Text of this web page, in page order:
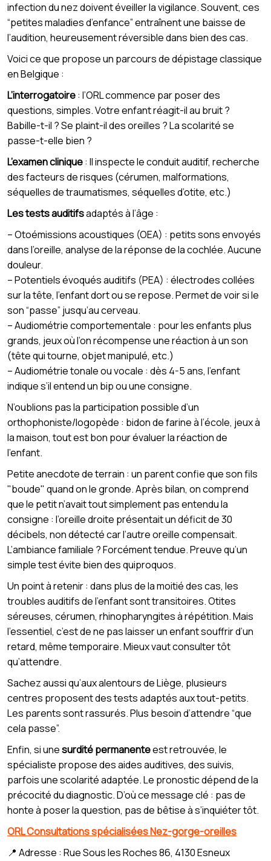
infection du nez doivent éveiller la vigilance. Souvent, ces
“petites maladies d’enfance” entraînent une baisse de
l’audition, heureusement réversible dans bien des cas.
Voici ce que propose un parcours de dépistage classique
en Belgique :
L’interrogatoire: l’ORL commence par poser des
questions, simples. Votre enfant réagit-il au bruit ?
Babille-t-il ? Se plaint-il des oreilles ? La scolarité se
passe-t-elle bien ?
L’examen clinique: Il inspecte le conduit auditif, recherche
des facteurs de risques (cérumen, malformations,
séquelles de traumatismes, séquelles d’otite, etc.)
Les tests auditifsadaptés à l’âge :
– Otoémissions acoustiques (OEA) : petits sons envoyés
dans l’oreille, analyse de la réponse de la cochlée. Aucune
douleur.
– Potentiels évoqués auditifs (PEA) : électrodes collées
sur la tête, l’enfant dort ou se repose. Permet de voir si le
son “passe” jusqu’au cerveau.
– Audiométrie comportementale : pour les enfants plus
grands, jeux où l’on récompense une réaction à un son
(tête qui tourne, objet manipulé, etc.)
– Audiométrie tonale ou vocale : dès 4-5 ans, l’enfant
indique s’il entend un bip ou une consigne.
N’oublions pas la participation possible d’un
orthophoniste/logopède : bidon de farine à l’école, jeux à
la maison, tout est bon pour évaluer la réaction de
l’enfant.
Petite anecdote de terrain : un parent confie que son fils
"boude" quand on le gronde. Après bilan, on comprend
que le petit n’avait tout simplement pas entendu la
consigne : l’oreille droite présentait un déficit de 30
décibels, non détecté car l’autre oreille compensait.
L’ambiance familiale ? Forcément tendue. Preuve qu’un
simple test évite bien des quiproquos.
Un point à retenir : dans plus de la moitié des cas, les
troubles auditifs de l’enfant sont transitoires. Otites
séreuses, cérumen, rhinopharyngites à répétition. Mais
l’essentiel, c’est de ne pas laisser un enfant souffrir d’un
retard, même temporaire. Mieux vaut consulter tôt
qu’attendre.
Sachez aussi qu’aux alentours de Liège, plusieurs
centres proposent des tests adaptés aux tout-petits.
Les parents sont rassurés. Plus besoin d’attendre “que
cela passe”.
Enfin, si unesurdité permanenteest retrouvée, le
spécialiste propose des aides auditives, des suivis,
parfois une scolarité adaptée. Le pronostic dépend de la
précocité du diagnostic. D’où ce message clé : pas de
honte à poser la question, pas de bêtise à s’inquiéter tôt.
ORL Consultations spécialisées Nez-gorge-oreilles
📍 Adresse : Rue Sous les Roches 86, 4130 Esneux